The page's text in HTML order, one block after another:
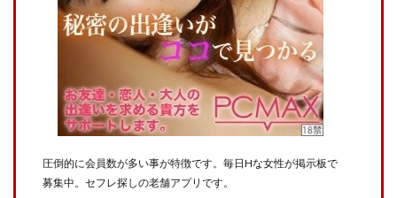
圧倒的に会員数が多い事が特徴です。毎日Hな女性が掲示板で
募集中。セフレ探しの老舗アプリです。